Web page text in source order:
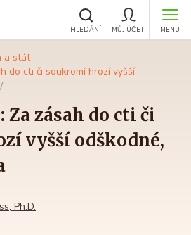
MENU
MŮJ ÚČET
HLEDÁNÍ
a stát
do cti či soukromí hrozí vyšší
Za zásah do cti či
vyšší odškodné,
Ph.D.